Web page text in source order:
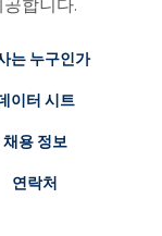
합니다.
는 누구인가
이터 시트
채용 정보
연락처